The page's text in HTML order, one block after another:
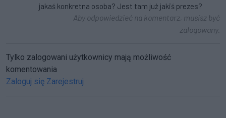
jakaś konkretna osoba? Jest tam już jakiś prezes?
Aby odpowiedzieć na komentarz, musisz być
zalogowany.
Tylko zalogowani użytkownicy mają możliwość
komentowania
Zaloguj się Zarejestruj